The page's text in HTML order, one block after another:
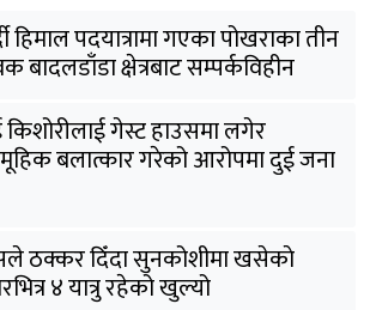
हिमाल पदयात्रामा गएका पोखराका तीन
बादलडाँडा क्षेत्रबाट सम्पर्कविहीन
गेस्ट हाउसमा लगेर
बलात्कार गरेको आरोपमा दुई जना
ठक्कर दिँदा सुनकोशीमा खसेकाे
४ यात्रु रहेको खुल्यो